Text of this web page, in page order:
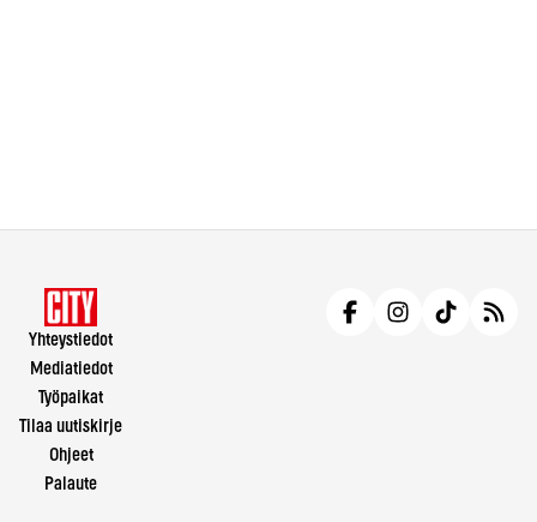
Yhteystiedot
Mediatiedot
Työpaikat
Tilaa uutiskirje
Ohjeet
Palaute